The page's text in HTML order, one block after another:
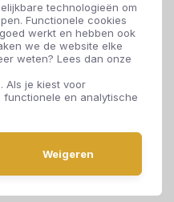
technologieën om
Functionele cookies
werkt en hebben ook
we de website elke
weten? Lees dan onze
Als je kiest voor
functionele en analytische
Weigeren
09:00 - 17:00